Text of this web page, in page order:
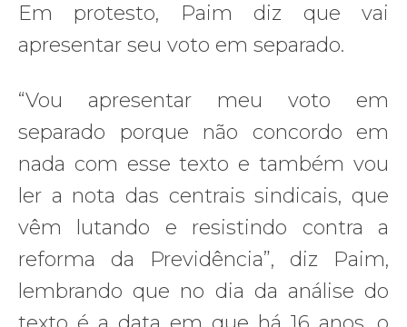
Em protesto, Paim diz que vai
apresentar seu voto em separado.
“Vou apresentar meu voto em
separado porque não concordo em
nada com esse texto e também vou
ler a nota das centrais sindicais, que
vêm lutando e resistindo contra a
reforma da Previdência”, diz Paim,
lembrando que no dia da análise do